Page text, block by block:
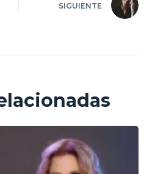
SIGUIENTE